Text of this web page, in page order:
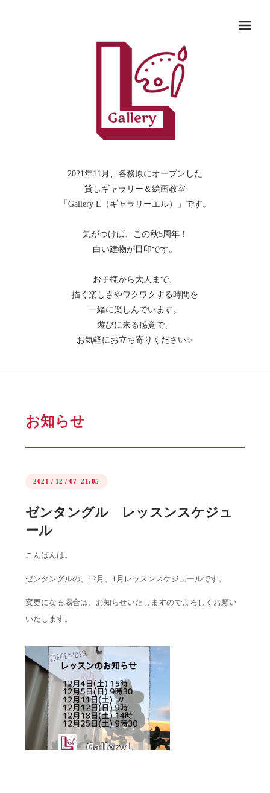
2021年11月、各務原にオープンした
貸しギャラリー＆絵画教室
「Gallery L（ギャラリーエル）」です。
気がつけば、この秋5周年！
白い建物が目印です。
お子様から大人まで、
描く楽しさやワクワクする時間を
一緒に楽しんでいます。
遊びに来る感覚で、
お気軽にお立ち寄りください✨
お知らせ
2021 / 12 / 07 21:05
ゼンタングル レッスンスケジュ
ール
こんばんは。
ゼンタングルの、12月、1月レッスンスケジュールです。
変更になる場合は、お知らせいたしますのでよろしくお願い
いたします。